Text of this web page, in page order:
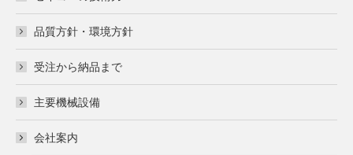
品質方針・環境方針
受注から納品まで
主要機械設備
会社案内